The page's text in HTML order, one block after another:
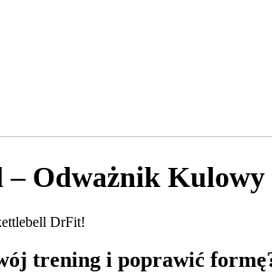
Odważnik Kulowy
DrFit!
trening i poprawić